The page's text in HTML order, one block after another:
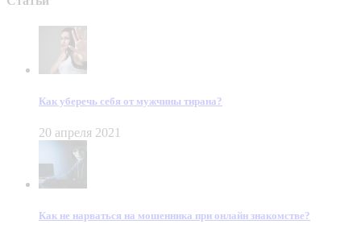
Как уберечь себя от мужчины тирана?
20 апреля 2021
Как не нарваться на мошенника при онлайн знакомстве?